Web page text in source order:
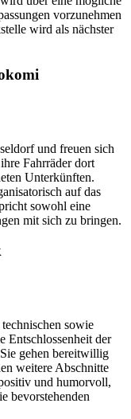
vorzunehmen
wird als nächster
und freuen sich
Fahrräder dort
Unterkünften.
auf das
sowohl eine
mit sich zu bringen.
sowie
Entschlossenheit der
gehen bereitwillig
weitere Abschnitte
und humorvoll,
bevorstehenden